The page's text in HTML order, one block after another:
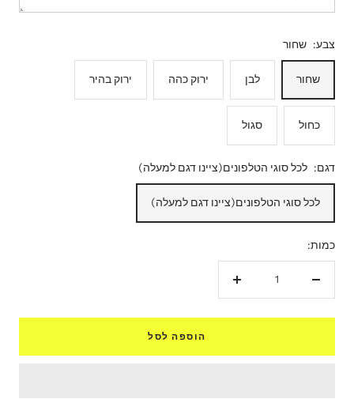
צבע: שחור
שחור לבן ירוק כהה ירוק בהיר
כחול סגול
דגם: לכל סוגי הטלפונים(ציינו דגם למעלה)
לכל סוגי הטלפונים(ציינו דגם למעלה)
כמות:
הגדל
הוספה לסל